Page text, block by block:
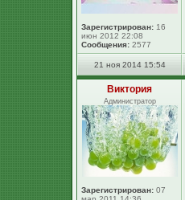
Зарегистрирован: 16
июн 2012 22:08
Сообщения: 2577
21 ноя 2014 15:54
Виктория
Администратор
Зарегистрирован: 07